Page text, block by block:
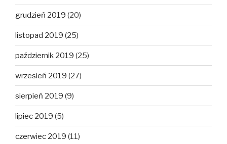
grudzień 2019 (20)
listopad 2019 (25)
październik 2019 (25)
wrzesień 2019 (27)
sierpień 2019 (9)
lipiec 2019 (5)
czerwiec 2019 (11)